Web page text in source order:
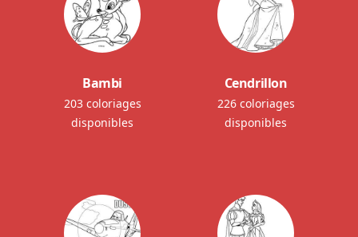
Bambi
203 coloriages
disponibles
Cendrillon
226 coloriages
disponibles